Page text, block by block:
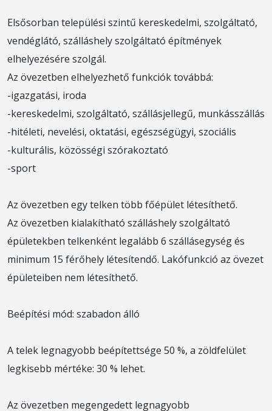
Elsősorban települési szintű kereskedelmi, szolgáltató,
vendéglátó, szálláshely szolgáltató építmények
elhelyezésére szolgál.
Az övezetben elhelyezhető funkciók továbbá:
-igazgatási, iroda
-kereskedelmi, szolgáltató, szállásjellegű, munkásszállás
-hitéleti, nevelési, oktatási, egészségügyi, szociális
-kulturális, közösségi szórakoztató
-sport
Az övezetben egy telken több főépület létesíthető.
Az övezetben kialakítható szálláshely szolgáltató
épületekben telkenként legalább 6 szállásegység és
minimum 15 férőhely létesítendő. Lakófunkció az övezet
épületeiben nem létesíthető.
Beépítési mód: szabadon álló
A telek legnagyobb beépítettsége 50 %, a zöldfelület
legkisebb mértéke: 30 % lehet.
Az övezetben megengedett legnagyobb